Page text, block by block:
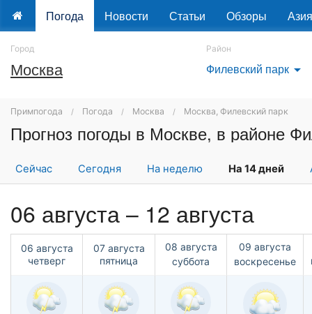
Погода Новости Статьи Обзоры Азия
Город
Москва
Район
Филевский парк arrow_drop_down
Примпогода Погода Москва Москва, Филевский парк
Сейчас Сегодня На неделю На 14 дней
06 августа – 12 августа
06 августа
четверг
07 августа
пятница
08 августа
суббота
09 августа
воскресенье